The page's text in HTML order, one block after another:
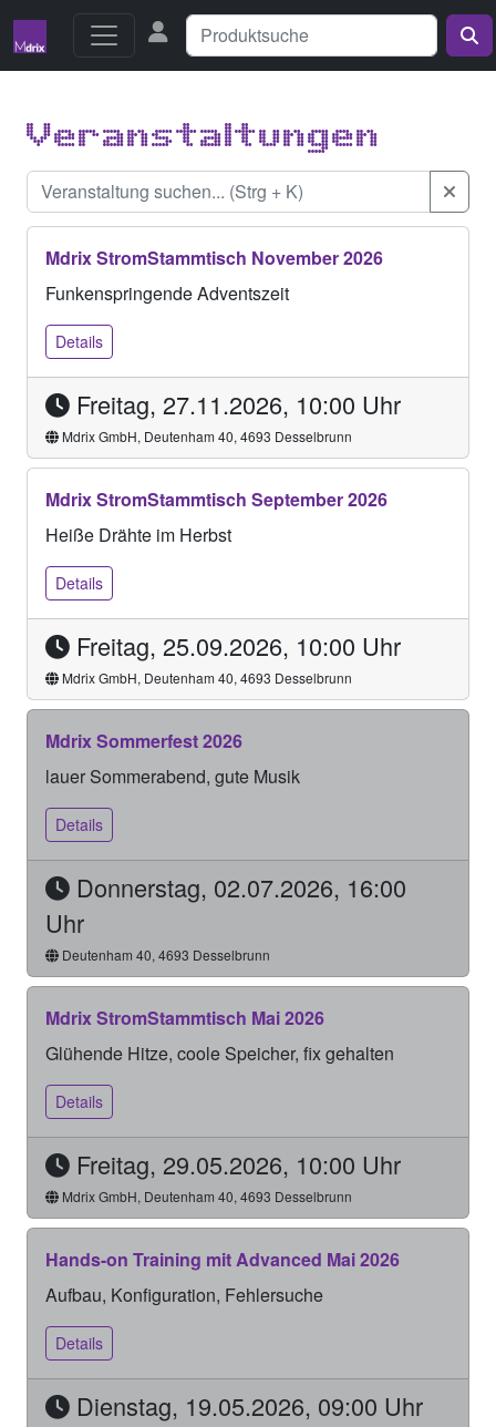
Veranstaltungen
Mdrix StromStammtisch November 2026
Funkenspringende Adventszeit
Details
Freitag, 27.11.2026, 10:00 Uhr
Mdrix GmbH, Deutenham 40, 4693 Desselbrunn
Mdrix StromStammtisch September 2026
Heiße Drähte im Herbst
Details
Freitag, 25.09.2026, 10:00 Uhr
Mdrix GmbH, Deutenham 40, 4693 Desselbrunn
Mdrix Sommerfest 2026
lauer Sommerabend, gute Musik
Details
Donnerstag, 02.07.2026, 16:00
Uhr
Deutenham 40, 4693 Desselbrunn
Mdrix StromStammtisch Mai 2026
Glühende Hitze, coole Speicher, fix gehalten
Details
Freitag, 29.05.2026, 10:00 Uhr
Mdrix GmbH, Deutenham 40, 4693 Desselbrunn
Hands-on Training mit Advanced Mai 2026
Aufbau, Konfiguration, Fehlersuche
Details
Dienstag, 19.05.2026, 09:00 Uhr